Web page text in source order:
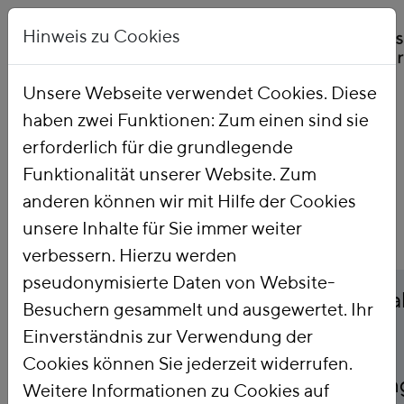
Startseite Publikationen
Titel
Ernährungsarmut in
Betroffenheit von
Hinweis zu Cookies
Unsere Webseite verwendet Cookies. Diese
haben zwei Funktionen: Zum einen sind sie
erforderlich für die grundlegende
Funktionalität unserer Website. Zum
anderen können wir mit Hilfe der Cookies
unsere Inhalte für Sie immer weiter
verbessern. Hierzu werden
pseudonymisierte Daten von Website-
Besuchern gesammelt und ausgewertet. Ihr
Einverständnis zur Verwendung der
Cookies können Sie jederzeit widerrufen.
Weitere Informationen zu Cookies auf